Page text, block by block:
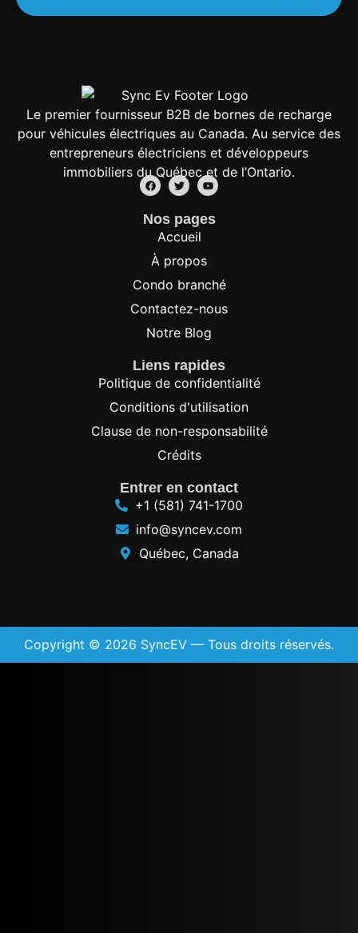
Le premier fournisseur B2B de bornes de recharge
pour véhicules électriques au Canada. Au service des
entrepreneurs électriciens et développeurs
immobiliers du Québec et de l’Ontario.
Nos pages
Accueil
À propos
Condo branché
Contactez-nous
Notre Blog
Liens rapides
Politique de confidentialité
Conditions d'utilisation
Clause de non-responsabilité
Crédits
Entrer en contact
+1 (581) 741-1700
info@syncev.com
Québec, Canada
Copyright © 2026 SyncEV — Tous droits réservés.